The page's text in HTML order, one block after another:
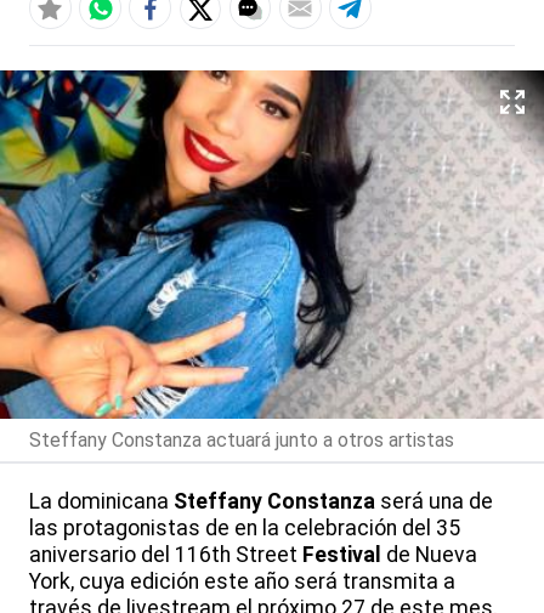
Steffany Constanza actuará junto a otros artistas
La dominicana Steffany Constanza será una de
las protagonistas de en la celebración del 35
aniversario del 116th Street Festival de Nueva
York, cuya edición este año será transmita a